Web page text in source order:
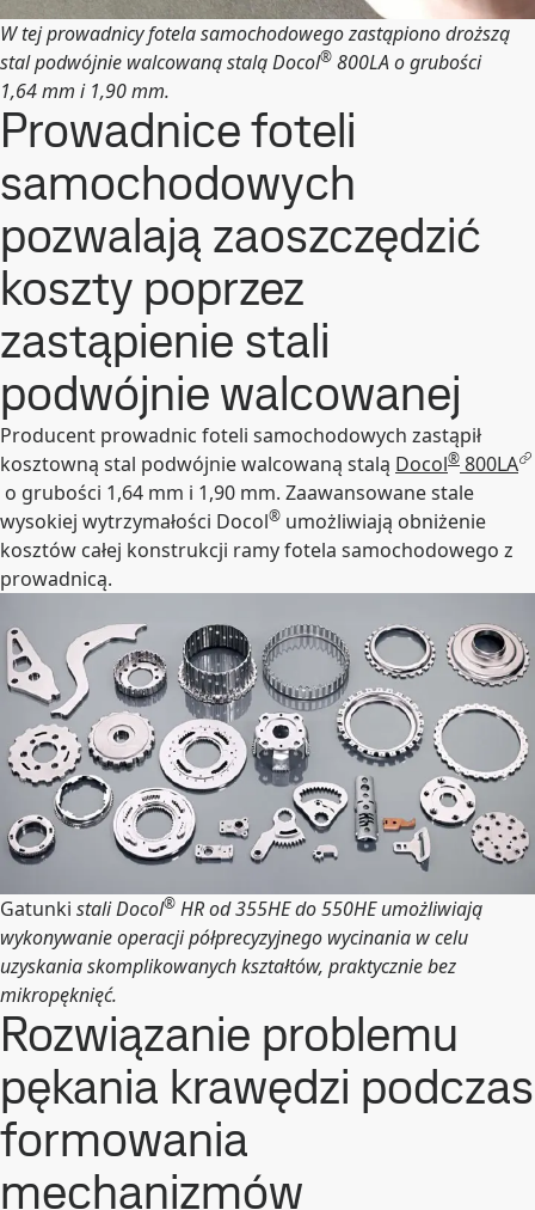
W tej prowadnicy fotela samochodowego zastąpiono droższą
stal podwójnie walcowaną stalą Docol® 800LA o grubości
1,64 mm i 1,90 mm.
Prowadnice foteli
samochodowych
pozwalają zaoszczędzić
koszty poprzez
zastąpienie stali
podwójnie walcowanej
Producent prowadnic foteli samochodowych zastąpił
kosztowną stal podwójnie walcowaną stalą Docol® 800LA
o grubości 1,64 mm i 1,90 mm. Zaawansowane stale
wysokiej wytrzymałości Docol® umożliwiają obniżenie
kosztów całej konstrukcji ramy fotela samochodowego z
prowadnicą.
Gatunki stali Docol® HR od 355HE do 550HE umożliwiają
wykonywanie operacji półprecyzyjnego wycinania w celu
uzyskania skomplikowanych kształtów, praktycznie bez
mikropęknięć.
Rozwiązanie problemu
pękania krawędzi podczas
formowania
mechanizmów